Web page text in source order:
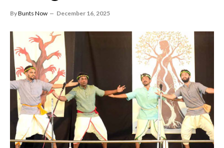
ByBunts Now December 16, 2025